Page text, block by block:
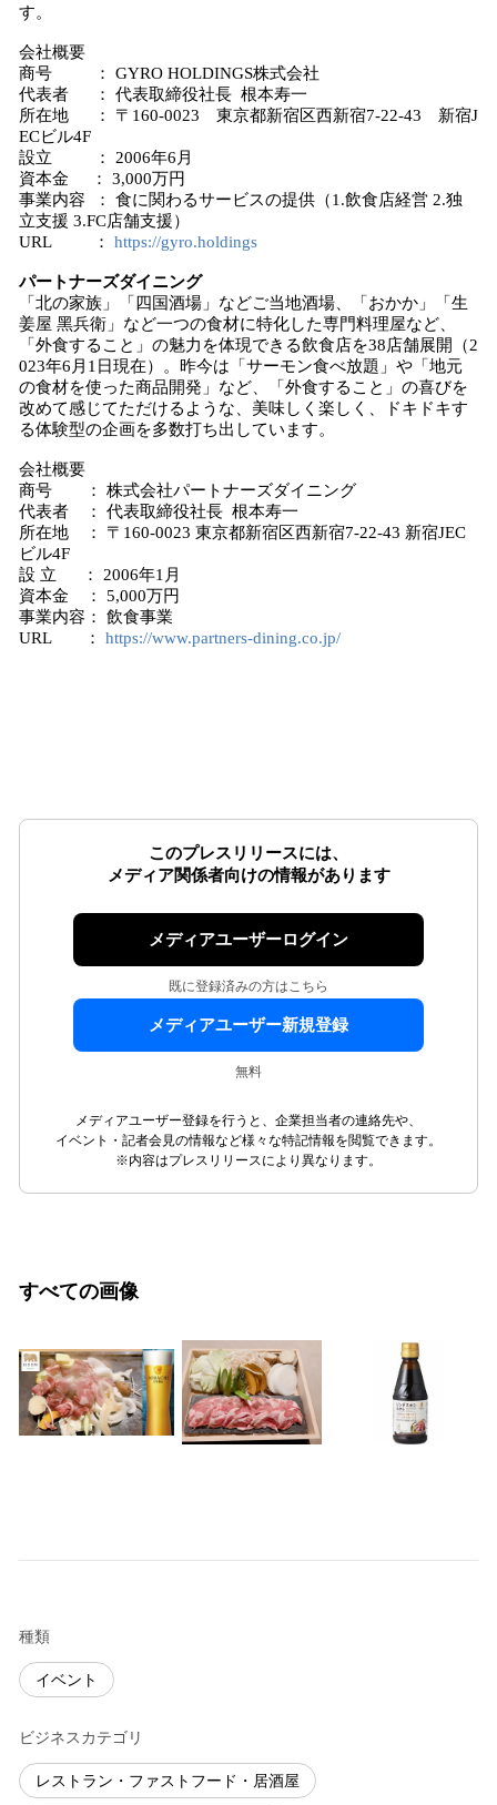
す。
会社概要
商号 ： GYRO HOLDINGS株式会社
代表者 ： 代表取締役社長 根本寿一
所在地 ： 〒160-0023 東京都新宿区西新宿7-22-43 新宿J
ECビル4F
設立 ： 2006年6月
資本金 ： 3,000万円
事業内容 ： 食に関わるサービスの提供（1.飲食店経営 2.独
立支援 3.FC店舗支援）
URL ： https://gyro.holdings
パートナーズダイニング
「北の家族」「四国酒場」などご当地酒場、「おかか」「⽣
姜屋 ⿊兵衛」など⼀つの⾷材に特化した専⾨料理屋など、
「外⾷すること」の魅⼒を体現できる飲⾷店を38店舗展開（2
023年6月1日現在）。昨今は「サーモン⾷べ放題」や「地元
の⾷材を使った商品開発」など、「外⾷すること」の喜びを
改めて感じてただけるような、美味しく楽しく、ドキドキす
る体験型の企画を多数打ち出しています。
会社概要
商号 ： 株式会社パートナーズダイニング
代表者 ： 代表取締役社長 根本寿一
所在地 ： 〒160-0023 東京都新宿区西新宿7-22-43 新宿JEC
ビル4F
設 立 ： 2006年1月
資本金 ： 5,000万円
事業内容： 飲食事業
URL ： https://www.partners-dining.co.jp/
このプレスリリースには、
メディア関係者向けの情報があります
メディアユーザーログイン
既に登録済みの方はこちら
メディアユーザー新規登録
無料
メディアユーザー登録を行うと、企業担当者の連絡先や、
イベント・記者会見の情報など様々な特記情報を閲覧できます。
※内容はプレスリリースにより異なります。
すべての画像
種類
イベント
ビジネスカテゴリ
レストラン・ファストフード・居酒屋